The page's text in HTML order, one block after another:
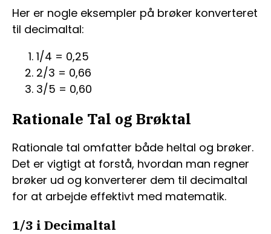
Her er nogle eksempler på brøker konverteret
til decimaltal:
1/4 = 0,25
2/3 = 0,66
3/5 = 0,60
Rationale Tal og Brøktal
Rationale tal omfatter både heltal og brøker.
Det er vigtigt at forstå, hvordan man regner
brøker ud og konverterer dem til decimaltal
for at arbejde effektivt med matematik.
1/3 i Decimaltal